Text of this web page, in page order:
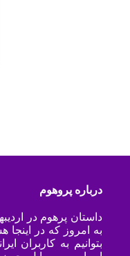
درباره پروهوم
به امروز که در اینجا
بتوانیم به کاربران